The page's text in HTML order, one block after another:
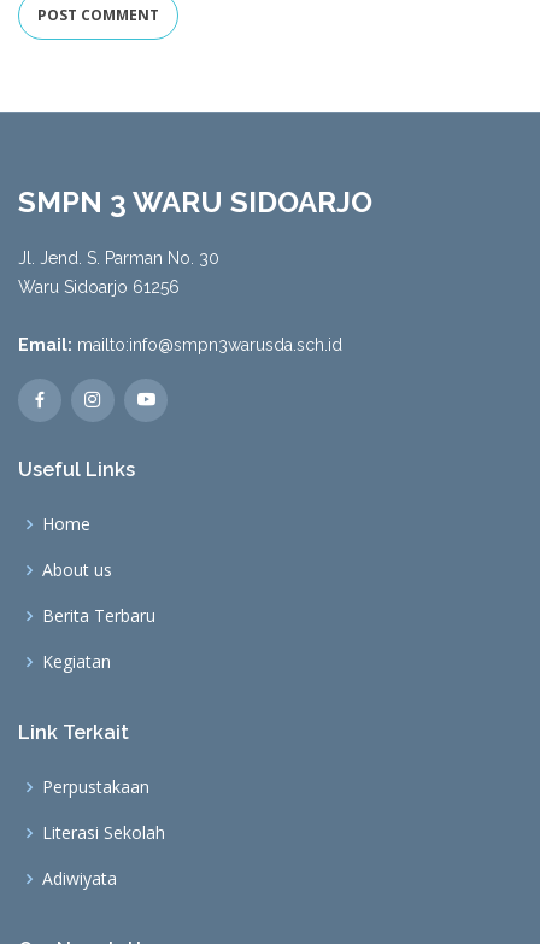
SMPN 3 WARU SIDOARJO
Jl. Jend. S. Parman No. 30
Waru Sidoarjo 61256
Email: mailto:info@smpn3warusda.sch.id
Useful Links
Home
About us
Berita Terbaru
Kegiatan
Link Terkait
Perpustakaan
Literasi Sekolah
Adiwiyata